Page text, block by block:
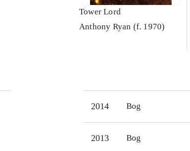
Tower Lord
Anthony Ryan (f. 1970)
2014 Bog
2013 Bog